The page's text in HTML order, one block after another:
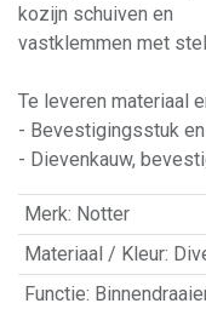
kozijn schuiven en
vastklemmen met
Te leveren materiaal
- Bevestigingsstuk
- Dievenkauw,
Merk: Notter
Materiaal / Kleur:
Functie: